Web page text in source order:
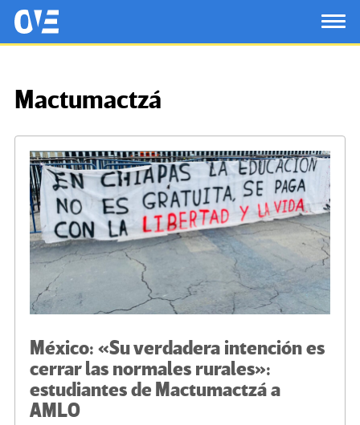
Saltar al contenido principal
OtrasVocesenEducacion.org
Mactumactzá
México: «Su verdadera intención es
cerrar las normales rurales»:
estudiantes de Mactumactzá a
AMLO